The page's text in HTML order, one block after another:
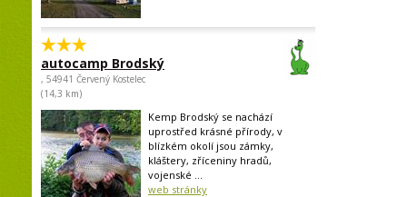
autocamp Brodský
, 54941 Červený Kostelec
(14,3 km)
Kemp Brodský se nachází
uprostřed krásné přírody, v
blízkém okolí jsou zámky,
kláštery, zříceniny hradů,
vojenské ...
web stránky